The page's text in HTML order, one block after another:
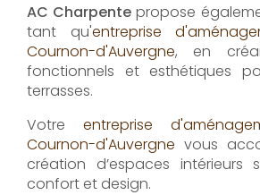
AC Charpente propose
tant qu'entreprise
Cournon-d'Auvergne, en
fonctionnels et esthétiques
terrasses.
Votreentreprise
Cournon-d'Auvergne vous
création d’espaces intérieurs
confort et design.